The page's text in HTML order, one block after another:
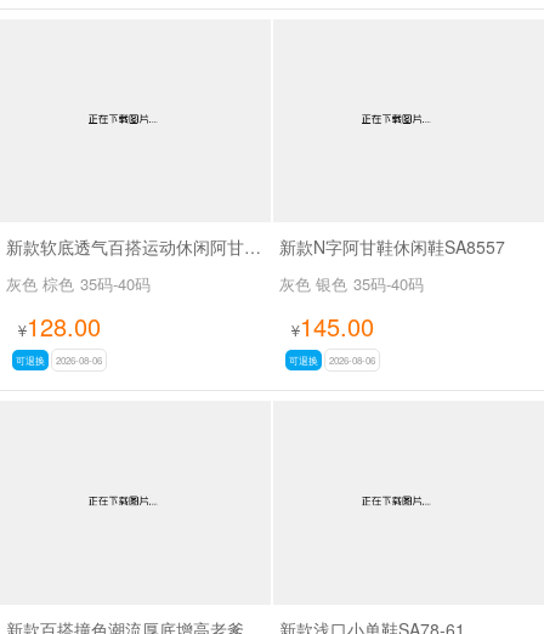
新款软底透气百搭运动休闲阿甘鞋SA2697
灰色 棕色 35码-40码
¥128.00
可退换 2026-08-06
新款N字阿甘鞋休闲鞋SA8557
灰色 银色 35码-40码
¥145.00
可退换 2026-08-06
新款浅口小单鞋SA78-61